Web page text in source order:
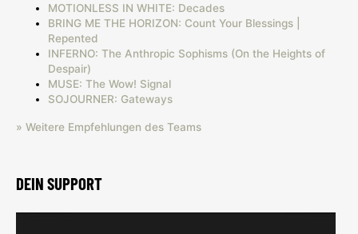
MOTIONLESS IN WHITE: Decades
BRING ME THE HORIZON: Count Your Blessings |
Repented
INFERNO: The Anthropic Sophisms (On the Heights of
Despair)
MUSE: The Wow! Signal
SOJOURNER: Gateways
» Weitere Empfehlungen des Teams
DEIN SUPPORT